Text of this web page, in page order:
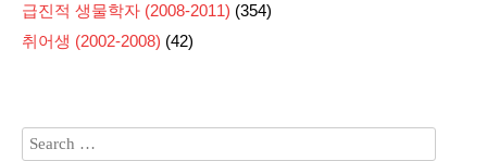
급진적 생물학자 (2008-2011) (354)
취어생 (2002-2008) (42)